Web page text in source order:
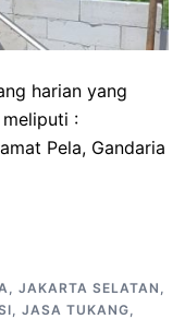
harian yang
:
Pela, Gandaria
, JAKARTA SELATAN ,
, JASA TUKANG,